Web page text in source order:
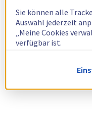
Sie können alle
Auswahl jederzeit
„Meine Cookies
verfügbar ist.
Weitere
zur Verwendung von